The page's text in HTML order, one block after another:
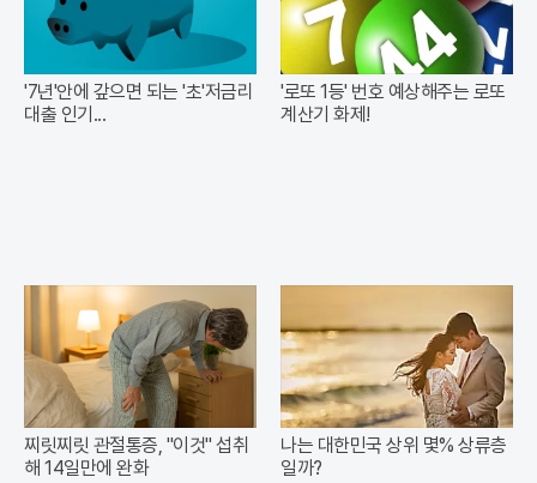
'7년'안에 갚으면 되는 '초'저금리
대출 인기...
'로또 1등' 번호 예상해주는 로또
계산기 화제!
찌릿찌릿 관절통증, "이것" 섭취
해 14일만에 완화
나는 대한민국 상위 몇% 상류층
일까?